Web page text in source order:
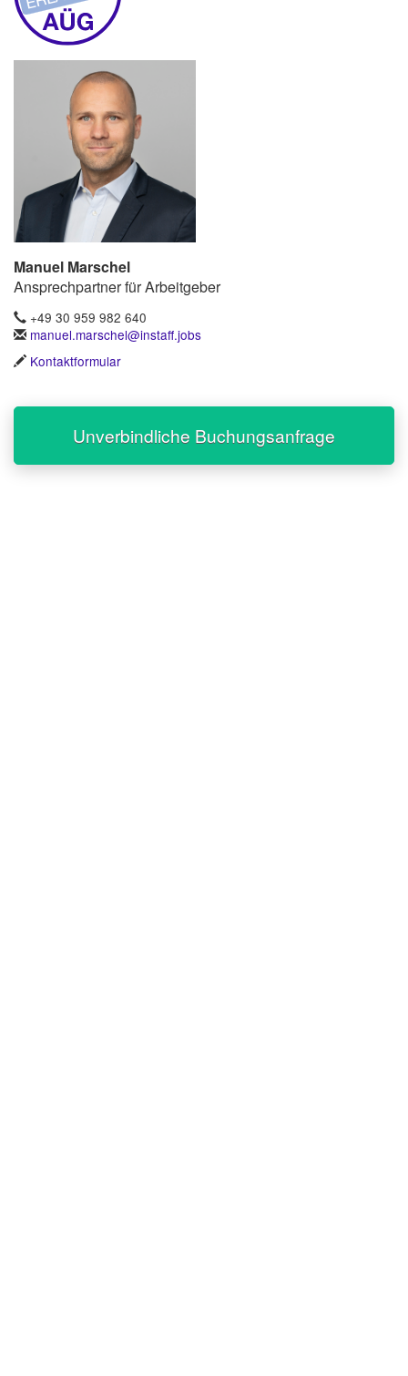
Manuel Marschel
Ansprechpartner für Arbeitgeber
+49 30 959 982 640
manuel.marschel@instaff.jobs
Kontaktformular
Unverbindliche Buchungsanfrage